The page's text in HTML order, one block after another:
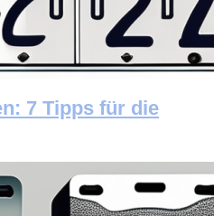
7 Tipps für die